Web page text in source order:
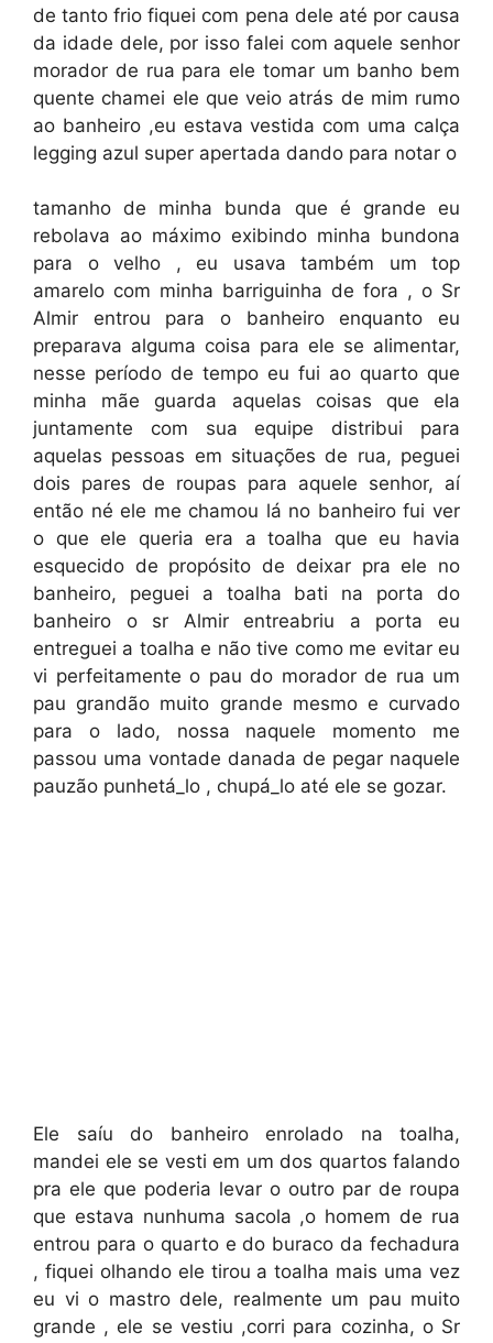
de tanto frio fiquei com pena dele até por causa
da idade dele, por isso falei com aquele senhor
morador de rua para ele tomar um banho bem
quente chamei ele que veio atrás de mim rumo
ao banheiro ,eu estava vestida com uma calça
legging azul super apertada dando para notar o
tamanho de minha bunda que é grande eu
rebolava ao máximo exibindo minha bundona
para o velho , eu usava também um top
amarelo com minha barriguinha de fora , o Sr
Almir entrou para o banheiro enquanto eu
preparava alguma coisa para ele se alimentar,
nesse período de tempo eu fui ao quarto que
minha mãe guarda aquelas coisas que ela
juntamente com sua equipe distribui para
aquelas pessoas em situações de rua, peguei
dois pares de roupas para aquele senhor, aí
então né ele me chamou lá no banheiro fui ver
o que ele queria era a toalha que eu havia
esquecido de propósito de deixar pra ele no
banheiro, peguei a toalha bati na porta do
banheiro o sr Almir entreabriu a porta eu
entreguei a toalha e não tive como me evitar eu
vi perfeitamente o pau do morador de rua um
pau grandão muito grande mesmo e curvado
para o lado, nossa naquele momento me
passou uma vontade danada de pegar naquele
pauzão punhetá_lo , chupá_lo até ele se gozar.
Ele saíu do banheiro enrolado na toalha,
mandei ele se vesti em um dos quartos falando
pra ele que poderia levar o outro par de roupa
que estava nunhuma sacola ,o homem de rua
entrou para o quarto e do buraco da fechadura
, fiquei olhando ele tirou a toalha mais uma vez
eu vi o mastro dele, realmente um pau muito
grande , ele se vestiu ,corri para cozinha, o Sr